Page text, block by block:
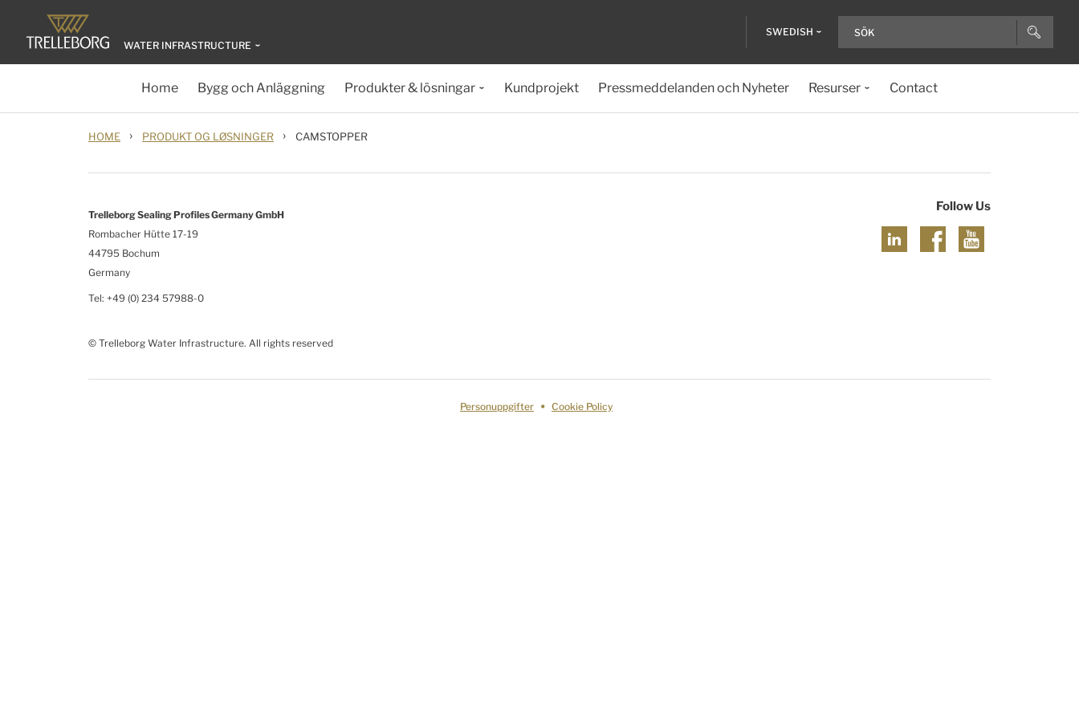
WATER INFRASTRUCTURE
SWEDISH
Home Bygg och Anläggning Produkter & lösningar Kundprojekt Pressmeddelanden och Nyheter Resurser Contact
HOME › PRODUKT OG LØSNINGER › CAMSTOPPER
Trelleborg Sealing Profiles Germany GmbH
Rombacher Hütte 17-19
44795 Bochum
Germany
Tel: +49 (0) 234 57988-0
© Trelleborg Water Infrastructure. All rights reserved
Follow Us
Personuppgifter Cookie Policy